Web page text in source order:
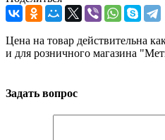
Цена на товар действительна
и для розничного магазина
Задать вопрос